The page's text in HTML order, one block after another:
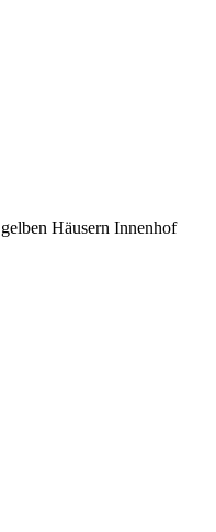
Häusern Innenhof